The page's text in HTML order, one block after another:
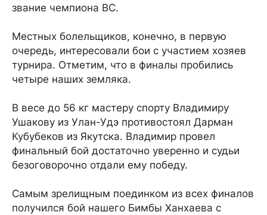
звание чемпиона ВС.
Местных болельщиков, конечно, в первую
очередь, интересовали бои с участием хозяев
турнира. Отметим, что в финалы пробились
четыре наших земляка.
В весе до 56 кг мастеру спорту Владимиру
Ушакову из Улан-Удэ противостоял Дарман
Кубубеков из Якутска. Владимир провел
финальный бой достаточно уверенно и судьи
безоговорочно отдали ему победу.
Самым зрелищным поединком из всех финалов
получился бой нашего Бимбы Ханхаева с